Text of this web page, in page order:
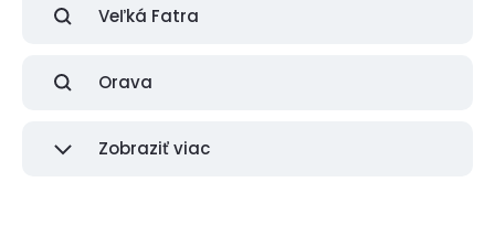
Veľká Fatra
Orava
Zobraziť viac